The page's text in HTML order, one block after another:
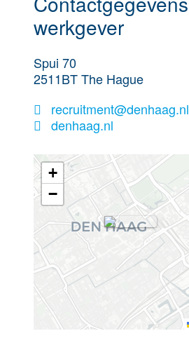
werkgever
Spui 70
2511BTThe Hague
recruitment@denhaag.nl
denhaag.nl
+
−